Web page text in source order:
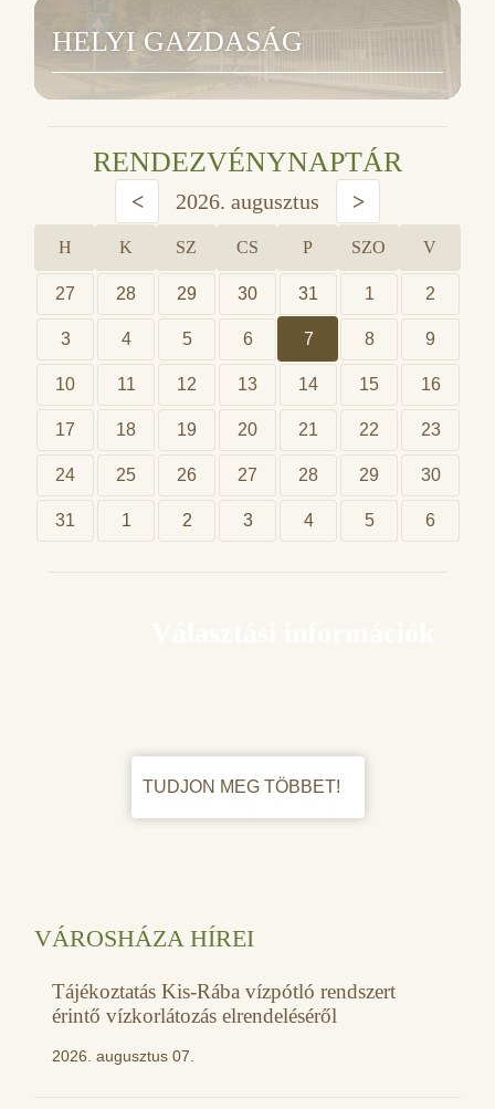
HELYI GAZDASÁG
RENDEZVÉNYNAPTÁR
< 2026. augusztus >
H K SZ CS P SZO V
27 28 29 30 31 1 2
3 4 5 6 7 8 9
10 11 12 13 14 15 16
17 18 19 20 21 22 23
24 25 26 27 28 29 30
31 1 2 3 4 5 6
TUDJON MEG TÖBBET!
VÁROSHÁZA HÍREI
Tájékoztatás Kis-Rába vízpótló rendszert
érintő vízkorlátozás elrendeléséről
2026. augusztus 07.